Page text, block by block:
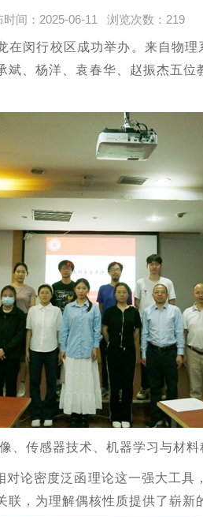
时间：2025-06-11 浏览次数： 219
闵行校区成功举办。 来自物理
、杨洋、袁春华、赵振杰五
传感器技术、机器学习与材料
论密度泛函理论这一强大工具
，为理解偶核性质提供了崭新